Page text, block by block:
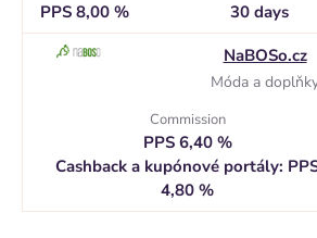
PPS 8,00 % 30 days
NaBOSo.cz
Móda a
Commission
PPS 6,40 %
Cashback a kupónové portály:
4,80 %